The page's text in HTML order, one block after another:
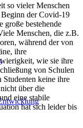
so vieler Menschen
der Covid-19
bestehende
Menschen, die z.B.
während der von
, ihre
wie sie ihre
von Schulen
Studenten keine ihre
über die
eine stabile
hat sich leider bis